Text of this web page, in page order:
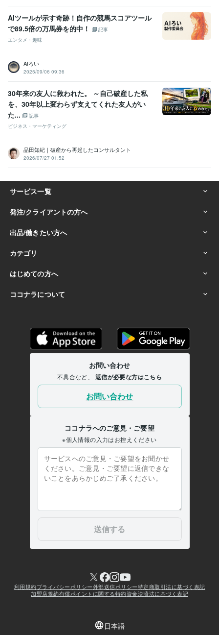
AIツールが示す奇跡！自作の競馬スコアツール
で89.5倍の万馬券を的中！
記事
エンタメ・趣味
AIろい
2025/09/06 09:36
30年来の友人に救われた。 ～自己破産した私
を、30年以上変わらず支えてくれた友人がい
た...
記事
ビジネス・マーケティング
品田知紀｜破産から再起したコンサルタント
2026/07/27 01:52